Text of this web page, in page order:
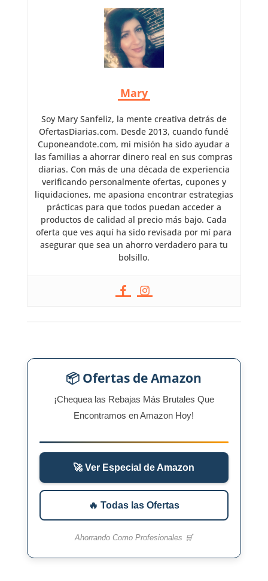
Mary
Soy Mary Sanfeliz, la mente creativa detrás de
OfertasDiarias.com. Desde 2013, cuando fundé
Cuponeandote.com, mi misión ha sido ayudar a
las familias a ahorrar dinero real en sus compras
diarias. Con más de una década de experiencia
verificando personalmente ofertas, cupones y
liquidaciones, me apasiona encontrar estrategias
prácticas para que todos puedan acceder a
productos de calidad al precio más bajo. Cada
oferta que ves aquí ha sido revisada por mí para
asegurar que sea un ahorro verdadero para tu
bolsillo.
📦 Ofertas de Amazon
¡Chequea las Rebajas Más Brutales Que
Encontramos en Amazon Hoy!
🚀 Ver Especial de Amazon
🔥 Todas las Ofertas
Ahorrando Como Profesionales 🛒